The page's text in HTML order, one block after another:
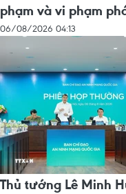
phạm và vi phạm
06/08/2026 04:13
Thủ tướng Lê Minh